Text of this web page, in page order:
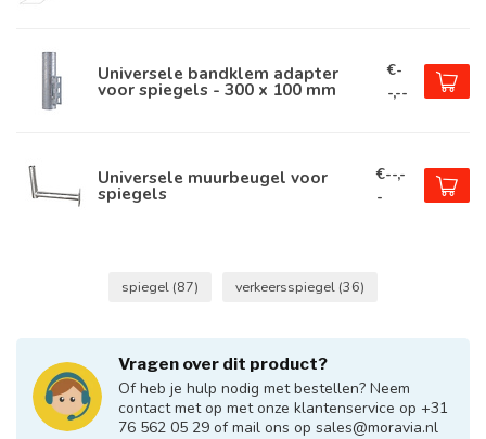
Universele bandklem adapter
voor spiegels - 300 x 100 mm
€-
-,--
Universele muurbeugel voor
spiegels
€--,-
-
spiegel (87) verkeersspiegel (36)
Vragen over dit product?
Of heb je hulp nodig met bestellen? Neem
contact met op met onze klantenservice op +31
76 562 05 29 of mail ons op sales@moravia.nl